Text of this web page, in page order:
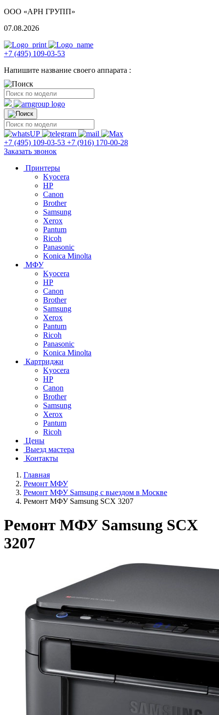
ООО «АРН ГРУПП»
07.08.2026
+7 (495) 109-03-53
Напишите название своего аппарата :
+7 (495) 109-03-53 +7 (916) 170-00-28
Заказать звонок
Принтеры
Kyocera
HP
Canon
Brother
Samsung
Xerox
Pantum
Ricoh
Panasonic
Konica Minolta
МФУ
Kyocera
HP
Canon
Brother
Samsung
Xerox
Pantum
Ricoh
Panasonic
Konica Minolta
Картриджи
Kyocera
HP
Canon
Brother
Samsung
Xerox
Pantum
Ricoh
Цены
Выезд мастера
Контакты
Главная
Ремонт МФУ
Ремонт МФУ Samsung с выездом в Москве
Ремонт МФУ Samsung SCX 3207
Ремонт МФУ Samsung SCX
3207